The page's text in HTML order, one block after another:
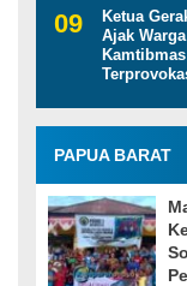
Ketua
Ajak
PAPUA BARAT